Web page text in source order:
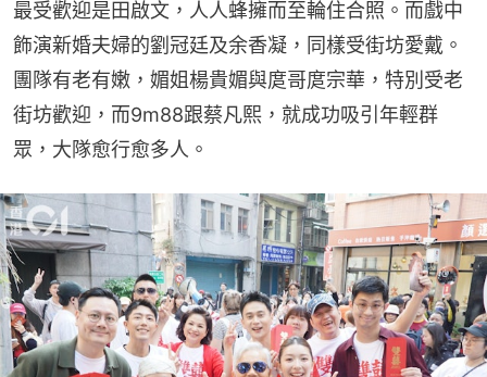
最受歡迎是田啟文，人人蜂擁而至輪住合照。而戲中
飾演新婚夫婦的劉冠廷及余香凝，同樣受街坊愛戴。
團隊有老有嫩，媚姐楊貴媚與庹哥庹宗華，特別受老
街坊歡迎，而9m88跟蔡凡熙，就成功吸引年輕群
眾，大隊愈行愈多人。